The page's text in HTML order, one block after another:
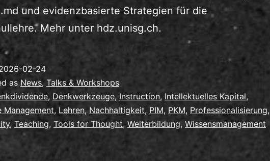
und evidenzbasierte Strategien für die
Mehr unter hdz.unisg.ch.
02-24
asNews, Talks & Workshops
, Denkwerkzeuge, Instruction, Intellektuelles Kapital,
Management, Lehren,Nachhaltigkeit, PIM, PKM, Professionalisierung,
, Teaching, Tools for Thought, Weiterbildung, Wissensmanagement